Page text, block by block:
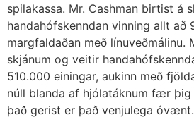
spilakassa. Mr. Cashman birtist á
handahófskenndan vinning allt að
margfaldaðan með línuveðmálinu.
skjánum og veitir
510.000 einingar, aukinn með
núll blanda af hjólatáknum fær þig
það gerist er það venjulega óvænt.